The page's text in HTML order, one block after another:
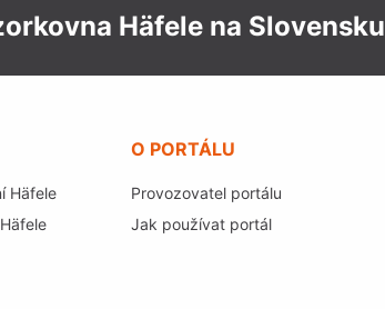
Häfele na Slovensku
Häfele
O PORTÁLU
Provozovatel portálu
Jak používat portál